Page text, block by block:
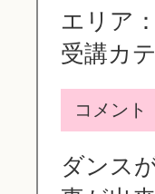
エリア：
受講カ
コメント
ダンス